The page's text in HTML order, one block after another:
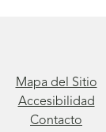
Mapa del Sitio
Accesibilidad
Contacto